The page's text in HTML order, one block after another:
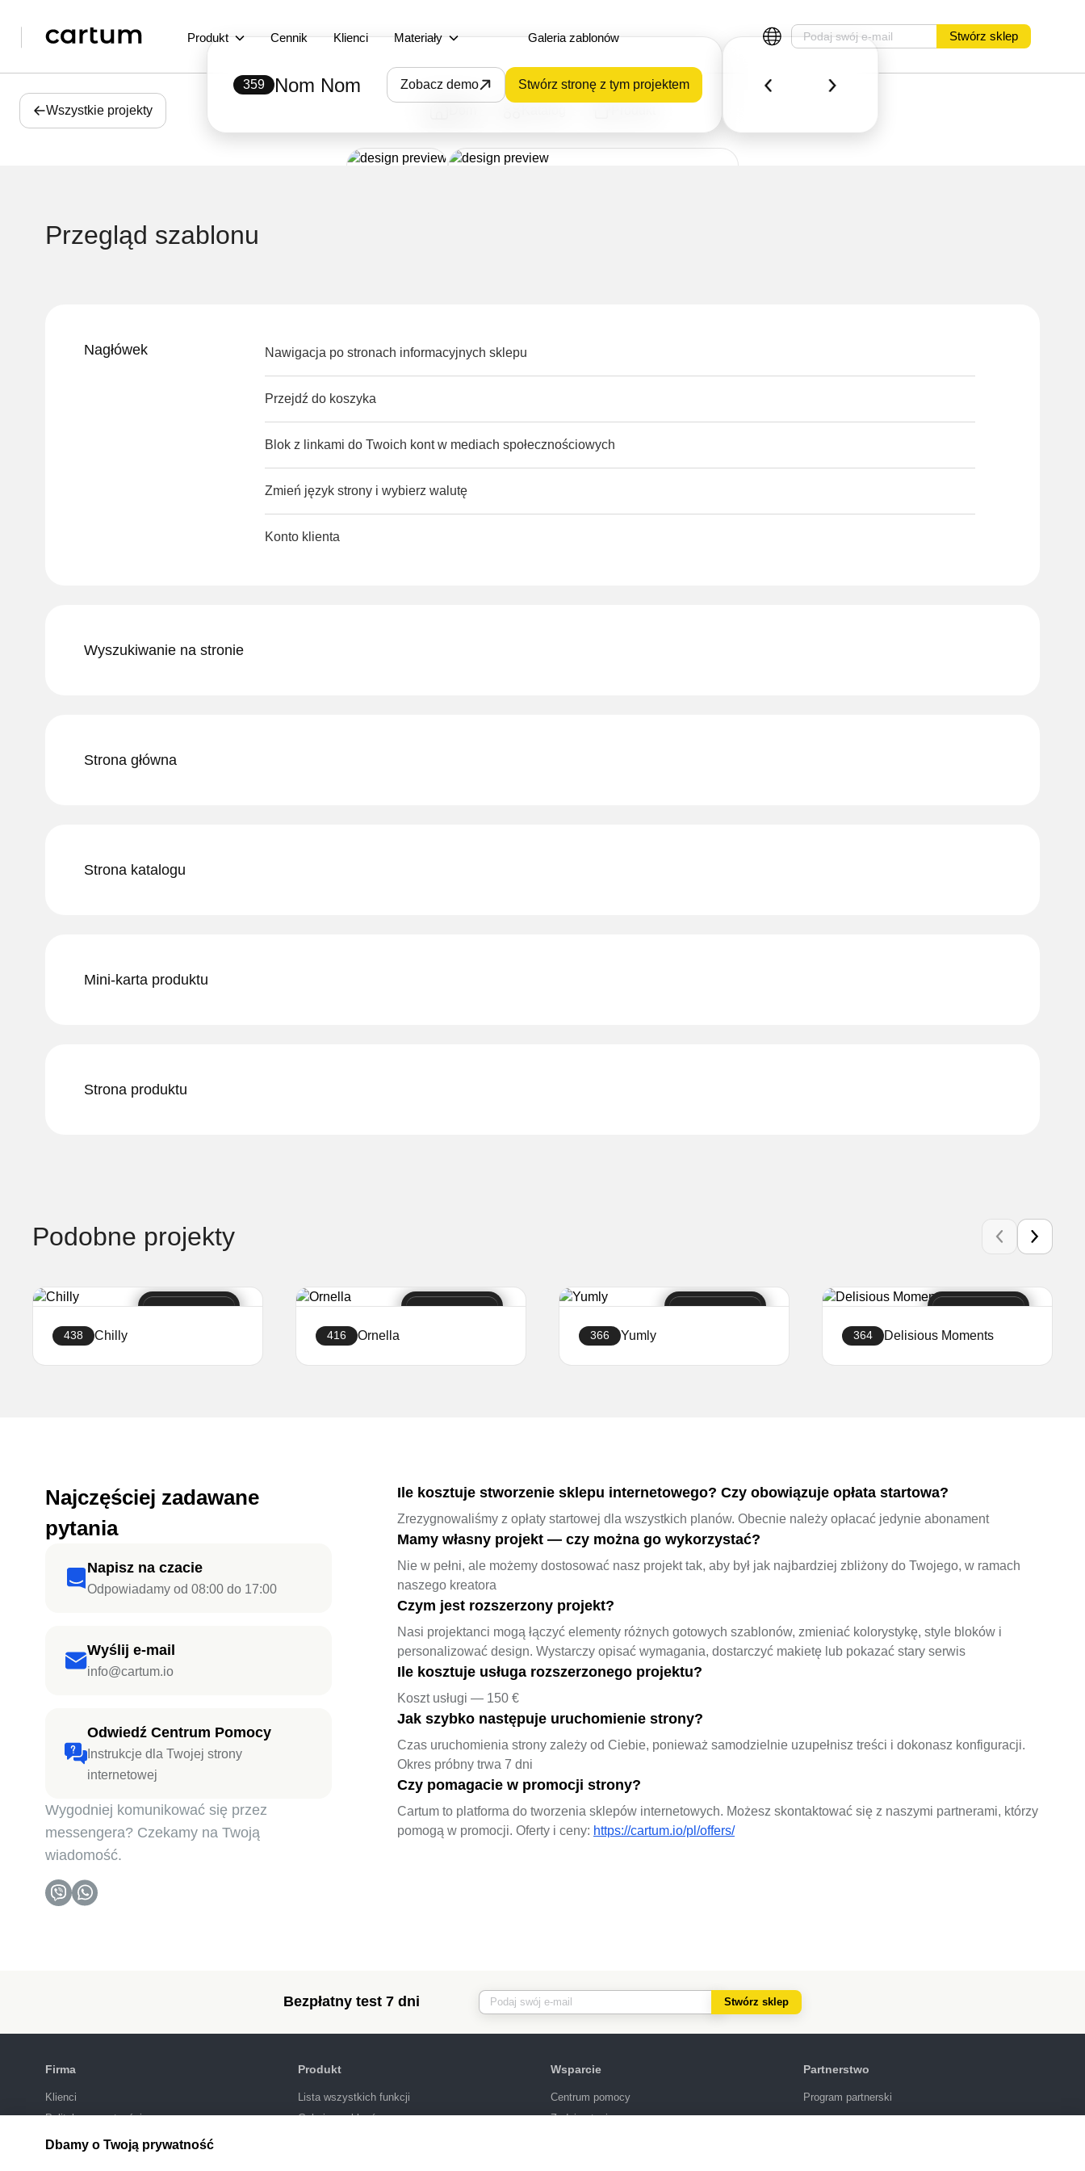
Produkt Cennik Klienci Materiały Galeria zablonów Stwórz sklep
Wszystkie projekty
359 Nom Nom Zobacz demo Stwórz stronę z tym projektem
Przegląd szablonu
Nagłówek Nawigacja po stronach informacyjnych sklepu
Przejdź do koszyka
Blok z linkami do Twoich kont w mediach społecznościowych
Zmień język strony i wybierz walutę
Konto klienta
Wyszukiwanie na stronie
Strona główna
Strona katalogu
Mini-karta produktu
Strona produktu
Podobne projekty
438 Chilly 416 Ornella 366 Yumly 364 Delisious Moments
Najczęściej zadawane
pytania
Napisz na czacie
Odpowiadamy od 08:00 do 17:00
Wyślij e-mail
info@cartum.io
Odwiedź Centrum Pomocy
Instrukcje dla Twojej strony
internetowej
Wygodniej komunikować się przez
messengera? Czekamy na Twoją
wiadomość.
Ile kosztuje stworzenie sklepu internetowego? Czy obowiązuje opłata startowa?
Zrezygnowaliśmy z opłaty startowej dla wszystkich planów. Obecnie należy opłacać jedynie abonament
Mamy własny projekt — czy można go wykorzystać?
Nie w pełni, ale możemy dostosować nasz projekt tak, aby był jak najbardziej zbliżony do Twojego, w ramach
naszego kreatora
Czym jest rozszerzony projekt?
Nasi projektanci mogą łączyć elementy różnych gotowych szablonów, zmieniać kolorystykę, style bloków i
personalizować design. Wystarczy opisać wymagania, dostarczyć makietę lub pokazać stary serwis
Ile kosztuje usługa rozszerzonego projektu?
Koszt usługi — 150 €
Jak szybko następuje uruchomienie strony?
Czas uruchomienia strony zależy od Ciebie, ponieważ samodzielnie uzupełnisz treści i dokonasz konfiguracji.
Okres próbny trwa 7 dni
Czy pomagacie w promocji strony?
Cartum to platforma do tworzenia sklepów internetowych. Możesz skontaktować się z naszymi partnerami, którzy
pomogą w promocji. Oferty i ceny: https://cartum.io/pl/offers/
Bezpłatny test 7 dni Stwórz sklep
Firma
Klienci
Polityka prywatności
Produkt
Lista wszystkich funkcji
Galeria szablonów
Wsparcie
Centrum pomocy
Zadaj pytanie
Partnerstwo
Program partnerski
Dbamy o Twoją prywatność